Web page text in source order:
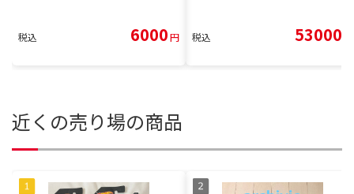
税込 6000円 税込 53000
近くの売り場の商品